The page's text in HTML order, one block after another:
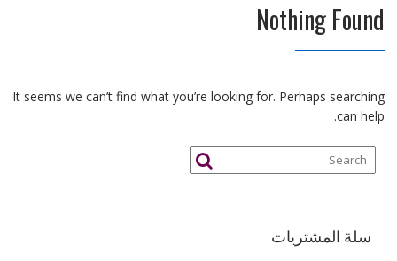
Nothing Found
It seems we can’t find what you’re looking for. Perhaps searching
can help.
سلة المشتريات